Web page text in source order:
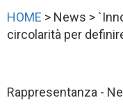
HOME > News >
circolarità per
Rappresentanza -